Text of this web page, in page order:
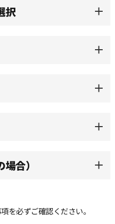
択
合）
を必ずご確認ください。